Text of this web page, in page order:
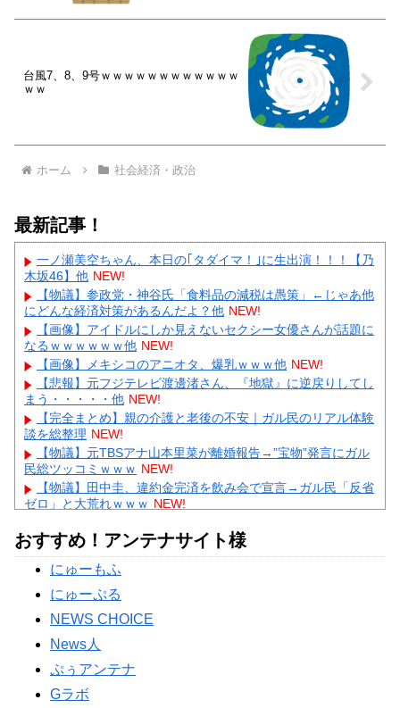
台風7、8、9号ｗｗｗｗｗｗｗｗｗｗｗｗ
ｗｗ
ホーム 社会経済・政治
最新記事！
一ノ瀬美空ちゃん、本日の｢タダイマ！｣に生出演！！！【乃
木坂46】他 NEW!
【物議】参政党・神谷氏「食料品の減税は愚策」←じゃあ他
にどんな経済対策があるんだよ？他 NEW!
【画像】アイドルにしか見えないセクシー女優さんが話題に
なるｗｗｗｗｗｗ他 NEW!
【画像】メキシコのアニオタ、爆乳ｗｗｗ他 NEW!
【悲報】元フジテレビ渡邊渚さん、『地獄』に逆戻りしてし
まう・・・・・他 NEW!
【完全まとめ】親の介護と老後の不安｜ガル民のリアル体験
談を総整理 NEW!
【物議】元TBSアナ山本里菜が離婚報告→”宝物”発言にガル
民総ツッコミｗｗｗ NEW!
【物議】田中圭、違約金完済を飲み会で宣言→ガル民「反省
ゼロ」と大荒れｗｗｗ NEW!
民大激論ｗｗｗ
【衝撃】｢ブラに5000円は贅沢｣と妻を叱った夫→まさかの
正体にガル民が大激怒ｗｗｗ
Powered by livedoor 相互RSS
おすすめ！アンテナサイト様
にゅーもふ
にゅーぷる
NEWS CHOICE
News人
ぷぅアンテナ
Gラボ